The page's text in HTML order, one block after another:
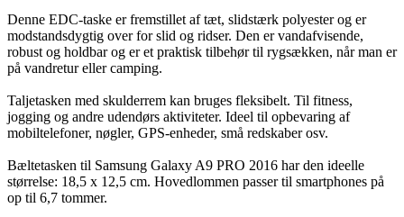
Denne EDC-taske er fremstillet af tæt, slidstærk polyester og er
modstandsdygtig over for slid og ridser. Den er vandafvisende,
robust og holdbar og er et praktisk tilbehør til rygsækken, når man er
på vandretur eller camping.
Taljetasken med skulderrem kan bruges fleksibelt. Til fitness,
jogging og andre udendørs aktiviteter. Ideel til opbevaring af
mobiltelefoner, nøgler, GPS-enheder, små redskaber osv.
Bæltetasken til Samsung Galaxy A9 PRO 2016 har den ideelle
størrelse: 18,5 x 12,5 cm. Hovedlommen passer til smartphones på
op til 6,7 tommer.